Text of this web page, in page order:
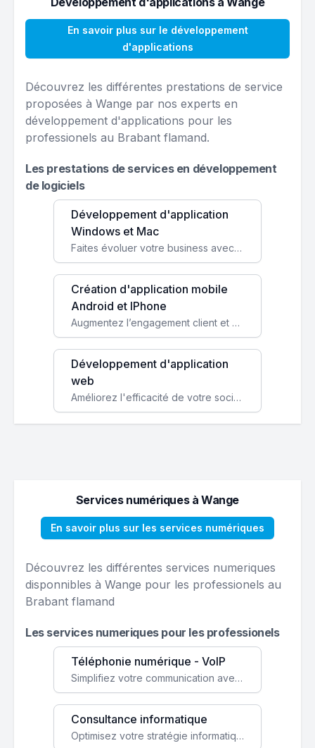
En savoir plus sur le développement
d'applications
Découvrez les différentes prestations de service
proposées à Wange par nos experts en
développement d'applications pour les
professionels au Brabant flamand.
Les prestations de services en développement
de logiciels
Développement d'application
Windows et Mac
Faites évoluer votre business avec des solutions logicielles personnalisées, parfaitement adaptées à vos besoins spécifiques.
Création d'application mobile
Android et IPhone
Augmentez l’engagement client et simplifiez vos processus avec une application mobile sur mesure, disponible sur iOS et Android.
Développement d'application
web
Améliorez l'efficacité de votre société avec une application web personnalisée accessible partout et tout le temps.
Services numériques à Wange
En savoir plus sur les services numériques
Découvrez les différentes services numeriques
disponnibles à Wange pour les professionels au
Brabant flamand
Les services numeriques pour les professionels
Téléphonie numérique - VoIP
Simplifiez votre communication avec une solution VoIP flexible, économique et adaptée à vos besoins professionnels.
Consultance informatique
Optimisez votre stratégie informatique avec l'expertise de nos consultants pour améliorer votre efficacité et sécurité.